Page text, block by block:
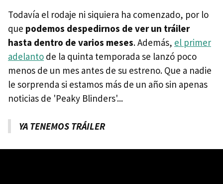
Todavía el rodaje ni siquiera ha comenzado, por lo
que podemos despedirnos de ver un tráiler
hasta dentro de varios meses. Además, el primer
adelanto de la quinta temporada se lanzó poco
menos de un mes antes de su estreno. Que a nadie
le sorprenda si estamos más de un año sin apenas
noticias de 'Peaky Blinders'...
YA TENEMOS TRÁILER